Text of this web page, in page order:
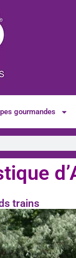
gourmandes
trains